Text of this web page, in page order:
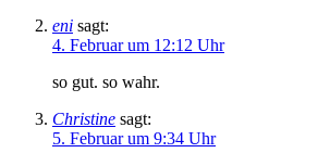
eni sagt:
4. Februar um 12:12 Uhr
so gut. so wahr.
Christine sagt:
5. Februar um 9:34 Uhr